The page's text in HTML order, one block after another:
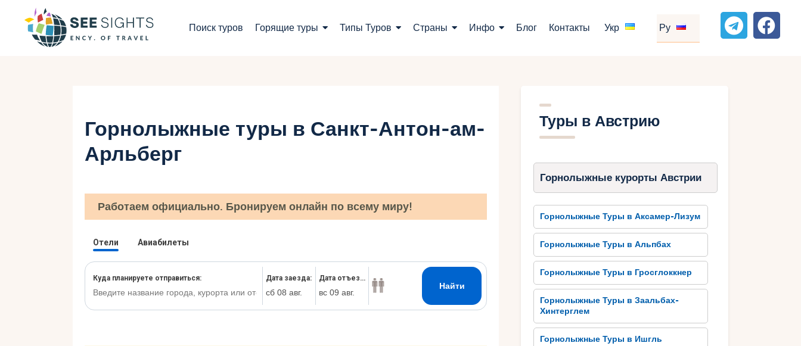
Поиск туров Горящие туры Типы Туров Страны Инфо Блог Контакты Укр Ру
Инфо
Контакты
Ру
Горнолыжные туры в Санкт-Антон-ам-
Арльберг
Работаем официально. Бронируем онлайн по всему миру!
Туры в Австрию
Горнолыжные курорты Австрии
Горнолыжные Туры в Аксамер-Лизум
Горнолыжные Туры в Альпбах
Горнолыжные Туры в Гросглоккнер
Горнолыжные Туры в Заальбах-
Хинтерглем
Горнолыжные Туры в Ишгль